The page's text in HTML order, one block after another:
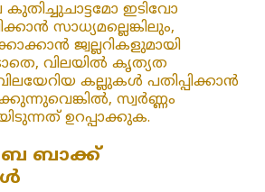
ഇടിവോ
സാധ്യമല്ലെങ്കിലും,
ജ്വല്ലറികളുമായി
വിലയിൽ കൃത്യത
വിലയേറിയ കല്ലുകൾ പതിപ്പിക്കാൻ
സ്വർണ്ണം
ഉറപ്പാക്കുക.
ബാക്ക്